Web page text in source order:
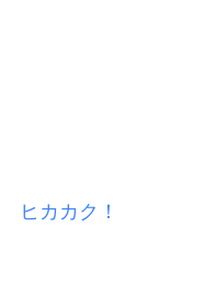
ヒカカク！